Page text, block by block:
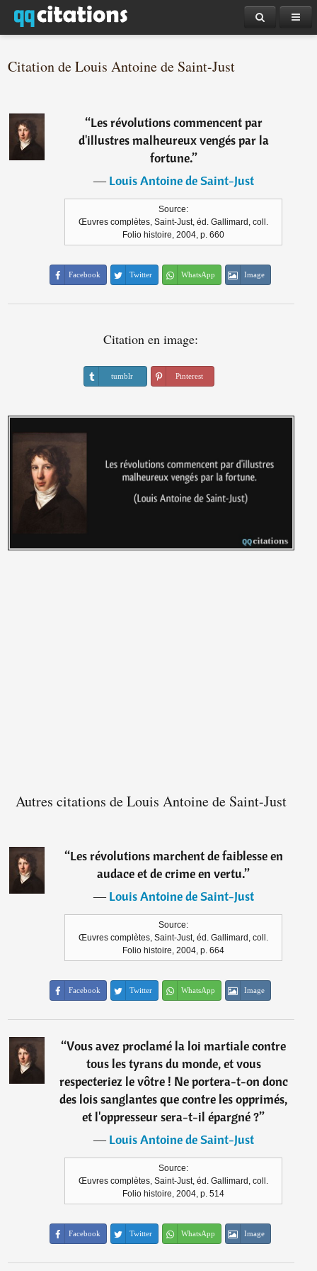
Citation de Louis Antoine de Saint-Just
“Les révolutions commencent par
d'illustres malheureux vengés par la
fortune.”
―Louis Antoine de Saint-Just
Source:
Œuvres complètes, Saint-Just, éd. Gallimard, coll.
Folio histoire, 2004, p. 660
Facebook Twitter WhatsApp Image
Citation en image:
tumblr Pinterest
Autres citations de Louis Antoine de Saint-Just
“Les révolutions marchent de faiblesse en
audace et de crime en vertu.”
―Louis Antoine de Saint-Just
Source:
Œuvres complètes, Saint-Just, éd. Gallimard, coll.
Folio histoire, 2004, p. 664
Facebook Twitter WhatsApp Image
“Vous avez proclamé la loi martiale contre
tous les tyrans du monde, et vous
respecteriez le vôtre ! Ne portera-t-on donc
des lois sanglantes que contre les opprimés,
et l'oppresseur sera-t-il épargné ?”
―Louis Antoine de Saint-Just
Source:
Œuvres complètes, Saint-Just, éd. Gallimard, coll.
Folio histoire, 2004, p. 514
Facebook Twitter WhatsApp Image